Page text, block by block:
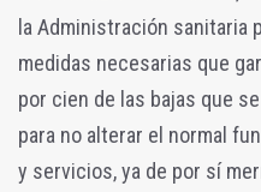
la Administración sanitaria
medidas necesarias que
por cien de las bajas que
para no alterar el normal
y servicios, ya de por sí